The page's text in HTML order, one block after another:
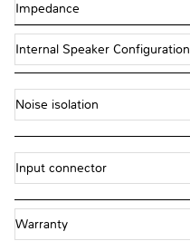
Impedance
Internal Speaker Configuration
Noise isolation
Input connector
Warranty